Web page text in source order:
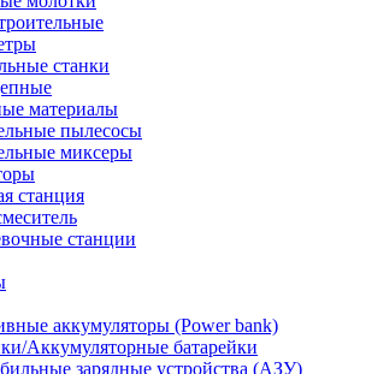
станки
материалы
пылесосы
миксеры
станция
станции
аккумуляторы (Power bank)
Аккумуляторные батарейки
зарядные устройства (АЗУ)